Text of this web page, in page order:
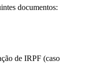
documentos:
de IRPF (caso